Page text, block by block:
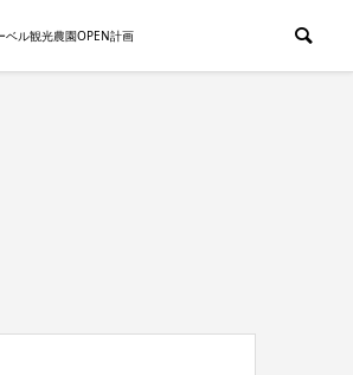
ベル観光農園OPEN計画